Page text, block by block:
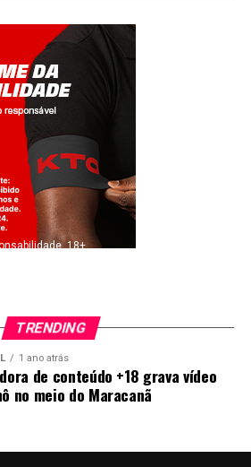
18+
TRENDING
1 ano atrás
de conteúdo +18 grava vídeo
no meio do Maracanã